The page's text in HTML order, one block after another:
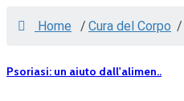
Home / Cura del Corpo /
Psoriasi: un aiuto dall'alimen..